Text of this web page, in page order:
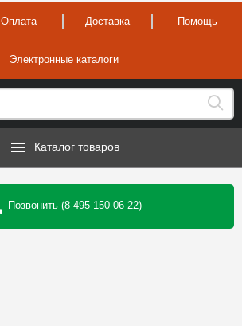
Оплата Доставка Помощь
Электронные каталоги
Каталог товаров
Позвонить (8 495 150-06-22)